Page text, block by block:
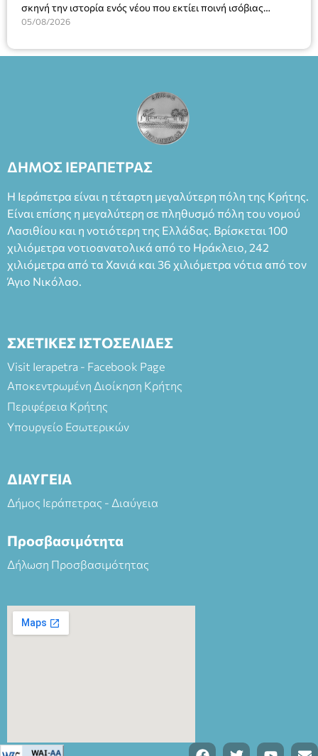
σκηνή την ιστορία ενός νέου που εκτίει ποινή ισόβιας
κάθειρξης για πατροκτονία. Ένα πολυβραβευμένο έργο για
ασθένεια, τον ερωτισμό. Ένα έργο αινιγματικό, συγκινητικό,
έργο, ενώ η παράσταση έχει καθιερωθεί ως σημαντικό
θεατρικό γεγονός χάρη στις εξαιρετικές ερμηνείες του
Θάνου Λέκκα στον ρόλο του Συγγραφέα και του Δημήτρη
Καπουράνη, νικητή του βραβείου Δημήτρης Χορν 2022-
Φεδερίκο. Σκηνοθεσία: Βαγγέλης Θεοδωρόπουλος Είσοδος: :
άνω των 65 Προπώληση: Βιβλιοπωλείο Πάπυρος (Πλατεία
Πλαστήρα), E&G Mini market (Δημοκρατίας 39 Ιεράπετρα)
και στο more.com Χώρος: 3ο Γυμνάσιο Ιεράπετρας
(Είσοδος ΕΠΑ.Λ.) Έναρξη 21:15 Οργάνωση: ΚΝΩΣΟΣ
ΘΕΑΤΡΙΚΕΣ ΠΑΡΑΓΩΓΕΣ ΕΕ
05/08/2026
ΔΗΜΟΣ ΙΕΡΑΠΕΤΡΑΣ
Η Ιεράπετρα είναι η τέταρτη μεγαλύτερη πόλη της Κρήτης.
Είναι επίσης η μεγαλύτερη σε πληθυσμό πόλη του νομού
Λασιθίου και η νοτιότερη της Ελλάδας. Βρίσκεται 100
χιλιόμετρα νοτιοανατολικά από το Ηράκλειο, 242
χιλιόμετρα από τα Χανιά και 36 χιλιόμετρα νότια από τον
Άγιο Νικόλαο.
ΣΧΕΤΙΚΕΣ ΙΣΤΟΣΕΛΙΔΕΣ
Visit Ierapetra - Facebook Page
Αποκεντρωμένη Διοίκηση Κρήτης
Περιφέρεια Κρήτης
Υπουργείο Εσωτερικών
ΔΙΑΥΓΕΙΑ
Δήμος Ιεράπετρας - Διαύγεια
Προσβασιμότητα
Δήλωση Προσβασιμότητας